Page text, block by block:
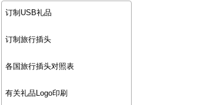
订制USB礼品
订制旅行插头
各国旅行插头对照表
有关礼品Logo印刷